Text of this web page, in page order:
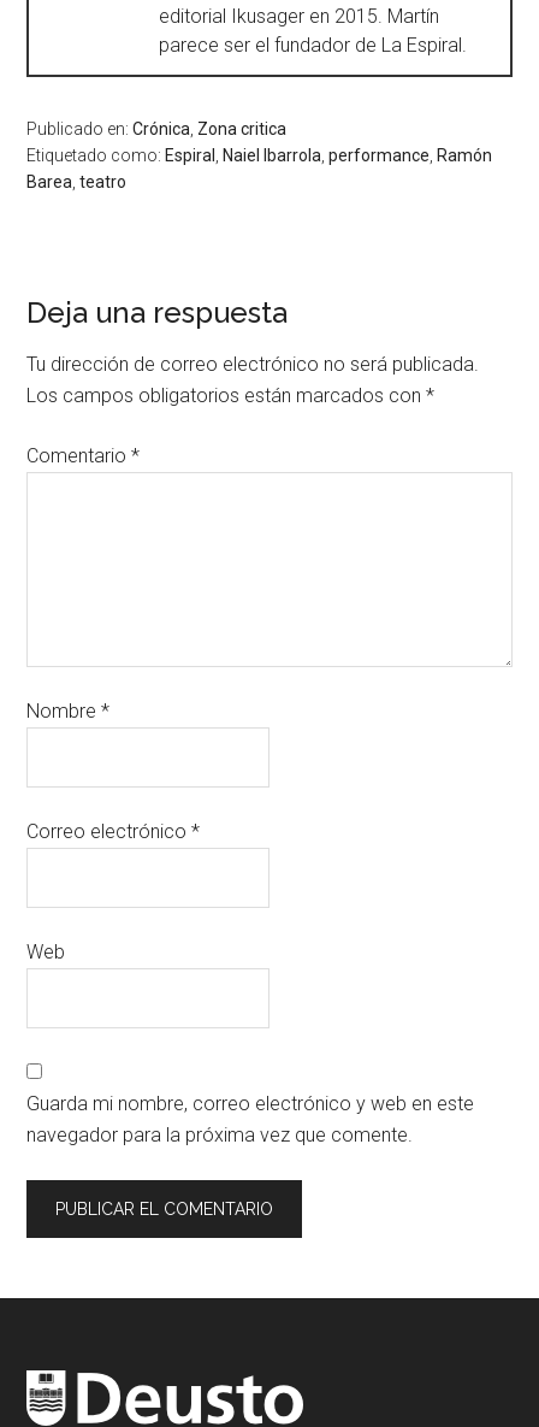
editorial Ikusager en 2015. Martín
parece ser el fundador de La Espiral.
Publicado en:Crónica Zona critica
Etiquetado como:Espiral ,Naiel Ibarrola ,performance ,Ramón
Barea ,teatro
Deja una respuesta
Tu dirección de correo electrónico no será publicada.
Los campos obligatorios están marcados con*
Comentario*
Nombre*
Correo electrónico*
Web
Guarda mi nombre, correo electrónico y web en este
navegador para la próxima vez que comente.